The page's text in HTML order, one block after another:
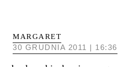
MARGARET
30 GRUDNIA 2011 | 16:36